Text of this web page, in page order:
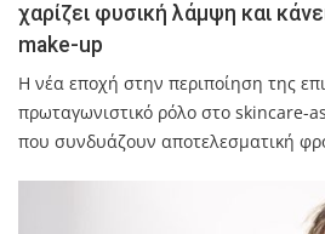
χαρίζει φυσική λάμψη και
make-up
Η νέα εποχή στην περιποίηση της
πρωταγωνιστικό ρόλο στο skincare-
που συνδυάζουν αποτελεσματική